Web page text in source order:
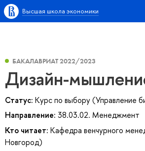
Высшая школа экономики
БАКАЛАВРИАТ 2022/2023
Дизайн-
Статус: Курс по выбору (Управление
Направление: 38.03.02. Менеджмент
Кто читает: Кафедра венчурного
Новгород)